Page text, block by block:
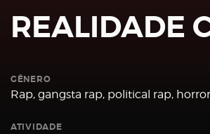
Remember
Me
REALIDADE
GÊNERO
Rap, gangsta rap, political rap,
ATIVIDADE